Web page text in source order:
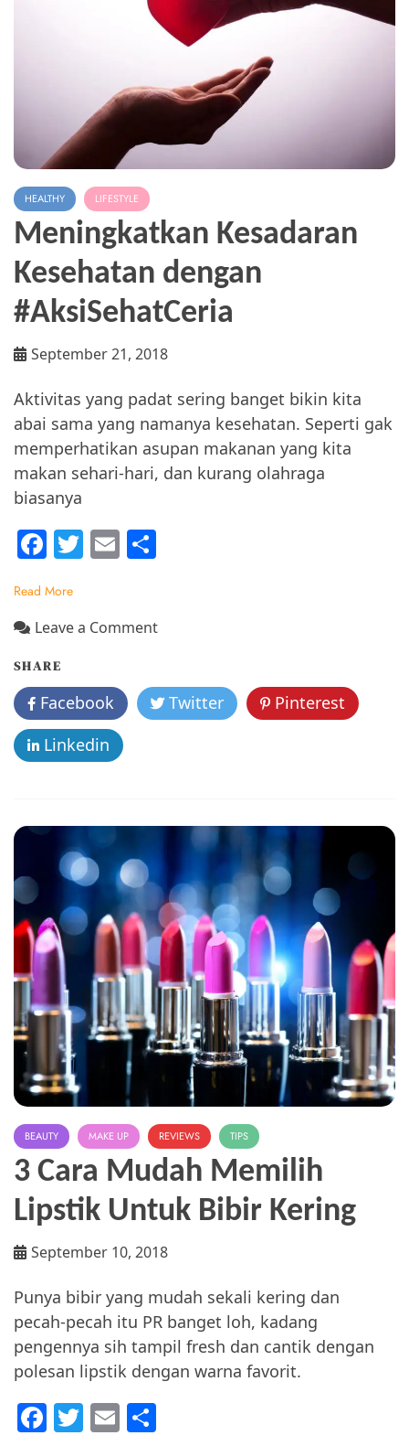
HEALTHY LIFESTYLE
Meningkatkan Kesadaran
Kesehatan dengan
#AksiSehatCeria
September 21, 2018
Aktivitas yang padat sering banget bikin kita
abai sama yang namanya kesehatan. Seperti gak
memperhatikan asupan makanan yang kita
makan sehari-hari, dan kurang olahraga
biasanya
F
c
e
b
o
o
k
T
er
E
l e
Read More
Leave a Commenton
Kesehatan
dengan
SHARE
Facebook Twitter
Pinterest
Linkedin
BEAUTY MAKE UP REVIEWS TIPS
3 Cara Mudah Memilih
Lipstik Untuk Bibir Kering
September 10, 2018
Punya bibir yang mudah sekali kering dan
pecah-pecah itu PR banget loh, kadang
pengennya sih tampil fresh dan cantik dengan
polesan lipstik dengan warna favorit.
F T E